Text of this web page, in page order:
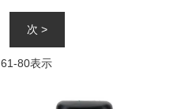
次 >
61-80表示